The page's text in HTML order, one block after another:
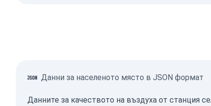
Данни за населеното място в JSON формат
Данните за качеството на въздуха от станция